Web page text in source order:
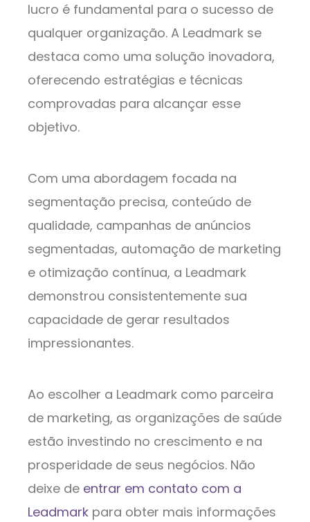
lucro é fundamental para o sucesso de
qualquer organização. A Leadmark se
destaca como uma solução inovadora,
oferecendo estratégias e técnicas
comprovadas para alcançar esse
objetivo.
Com uma abordagem focada na
segmentação precisa, conteúdo de
qualidade, campanhas de anúncios
segmentadas, automação de marketing
e otimização contínua, a Leadmark
demonstrou consistentemente sua
capacidade de gerar resultados
impressionantes.
Ao escolher a Leadmark como parceira
de marketing, as organizações de saúde
estão investindo no crescimento e na
prosperidade de seus negócios. Não
deixe de entrar em contato com a
Leadmark para obter mais informações